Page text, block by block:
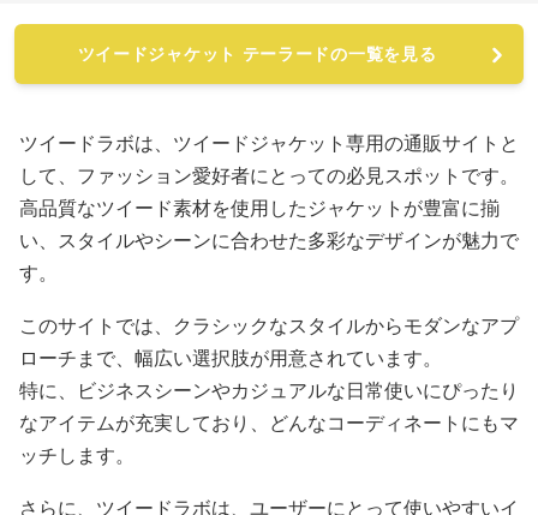
ツイードジャケット テーラードの一覧を見る
ツイードラボは、ツイードジャケット専用の通販サイトと
して、ファッション愛好者にとっての必見スポットです。
高品質なツイード素材を使用したジャケットが豊富に揃
い、スタイルやシーンに合わせた多彩なデザインが魅力で
す。
このサイトでは、クラシックなスタイルからモダンなアプ
ローチまで、幅広い選択肢が用意されています。
特に、ビジネスシーンやカジュアルな日常使いにぴったり
なアイテムが充実しており、どんなコーディネートにもマ
ッチします。
さらに、ツイードラボは、ユーザーにとって使いやすいイ